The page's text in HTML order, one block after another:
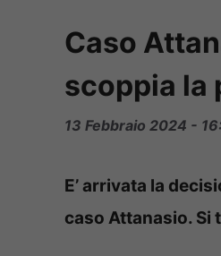
Caso
scoppia la
13 Febbraio 2024 -
E’ arrivata la
caso Attanasio. Si